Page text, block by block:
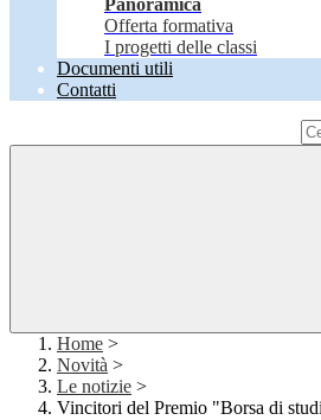
Panoramica
Offerta formativa
I progetti delle classi
Documenti utili
Contatti
Home >
Novità >
Le notizie >
Vincitori del Premio "Borsa di